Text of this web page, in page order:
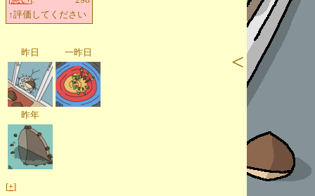
↑評価してください
昨日 一昨日
昨年
[+]
<